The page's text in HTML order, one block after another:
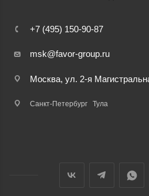
+7 (495) 150-90-87
msk@favor-group.ru
Москва, ул. 2-я
Санкт-Петербург Тула